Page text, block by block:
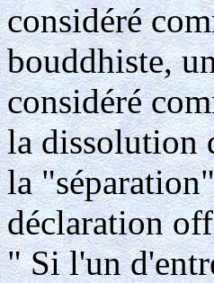
considéré
bouddhiste,
considéré
la dissolution
la
déclaration
" Si l'un